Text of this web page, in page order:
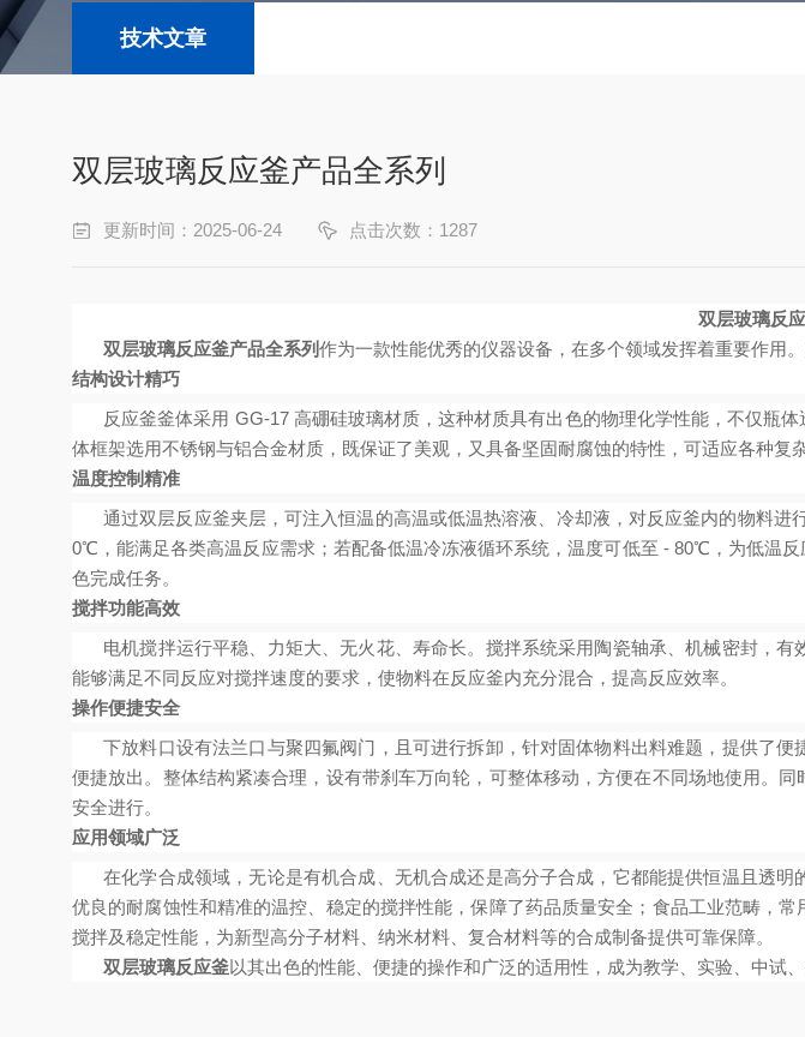
技术文章
双层玻璃反应釜产品全系列
更新时间：2025-06-24 点击次数：1287
双层玻璃反
双层玻璃反应釜产品全系列作为一款性能优秀的仪器设备，在多个领域发挥着重要作用
结构设计精巧
反应釜釜体采用 GG-17 高硼硅玻璃材质，这种材质具有出色的物理化学性能，不仅瓶
体框架选用不锈钢与铝合金材质，既保证了美观，又具备坚固耐腐蚀的特性，可适应各种
温度控制精准
通过双层反应釜夹层，可注入恒温的高温或低温热溶液、冷却液，对反应釜内的物料
0℃，能满足各类高温反应需求；若配备低温冷冻液循环系统，温度可低至 - 80℃，为低温
色完成任务。
搅拌功能高效
电机搅拌运行平稳、力矩大、无火花、寿命长。搅拌系统采用陶瓷轴承、机械密封，
能够满足不同反应对搅拌速度的要求，使物料在反应釜内充分混合，提高反应效率。
操作便捷安全
下放料口设有法兰口与聚四氟阀门，且可进行拆卸，针对固体物料出料难题，提供了
便捷放出。整体结构紧凑合理，设有带刹车万向轮，可整体移动，方便在不同场地使用。
安全进行。
应用领域广泛
在化学合成领域，无论是有机合成、无机合成还是高分子合成，它都能提供恒温且透
优良的耐腐蚀性和精准的温控、稳定的搅拌性能，保障了药品质量安全；食品工业范畴，
搅拌及稳定性能，为新型高分子材料、纳米材料、复合材料等的合成制备提供可靠保障。
双层玻璃反应釜以其出色的性能、便捷的操作和广泛的适用性，成为教学、实验、中试、